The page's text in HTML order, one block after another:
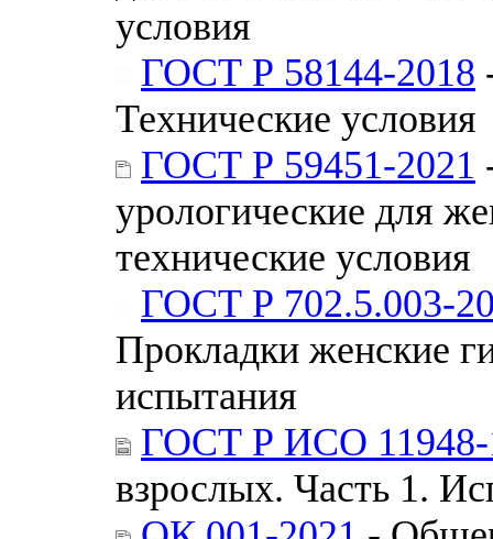
условия
ГОСТ Р 58144-2018
Технические условия
ГОСТ Р 59451-2021
урологические для
технические условия
ГОСТ Р 702.5.003-
Прокладки женские
испытания
ГОСТ Р ИСО 11948-
взрослых. Часть 1.